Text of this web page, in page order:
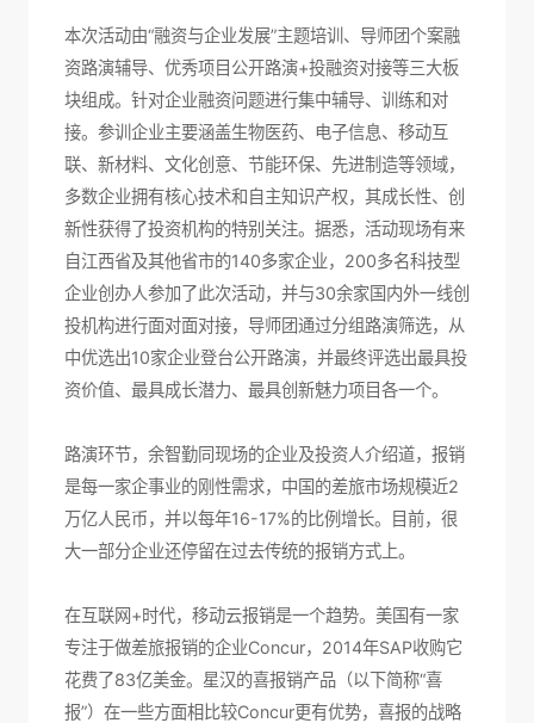
本次活动由“融资与企业发展”主题培训、导师团个案融
资路演辅导、优秀项目公开路演+投融资对接等三大板
块组成。针对企业融资问题进行集中辅导、训练和对
接。参训企业主要涵盖生物医药、电子信息、移动互
联、新材料、文化创意、节能环保、先进制造等领域，
多数企业拥有核心技术和自主知识产权，其成长性、创
新性获得了投资机构的特别关注。据悉，活动现场有来
自江西省及其他省市的140多家企业，200多名科技型
企业创办人参加了此次活动，并与30余家国内外一线创
投机构进行面对面对接，导师团通过分组路演筛选，从
中优选出10家企业登台公开路演，并最终评选出最具投
资价值、最具成长潜力、最具创新魅力项目各一个。
路演环节，余智勤同现场的企业及投资人介绍道，报销
是每一家企事业的刚性需求，中国的差旅市场规模近2
万亿人民币，并以每年16-17%的比例增长。目前，很
大一部分企业还停留在过去传统的报销方式上。
在互联网+时代，移动云报销是一个趋势。美国有一家
专注于做差旅报销的企业Concur，2014年SAP收购它
花费了83亿美金。星汉的喜报销产品（以下简称“喜
报”）在一些方面相比较Concur更有优势，喜报的战略